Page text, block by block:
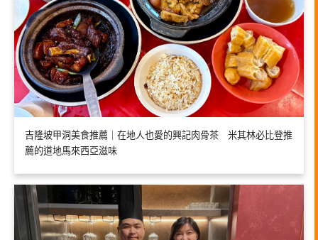
吉隆坡甲洞美食推薦｜在地人也愛的興記肉骨茶 米其林必比登推
薦的道地馬來西亞滋味